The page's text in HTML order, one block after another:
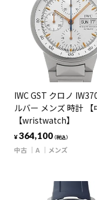
IWC GST クロノ
ルバー メンズ 時計 【
【wristwatch】
¥364,100（税込）
中古 A メンズ